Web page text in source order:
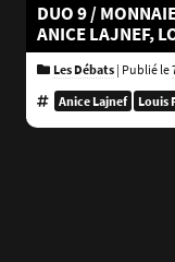
DUO 9 /
ANICE LAJNEF,
Les Débats | Publié le
Anice Lajnef Louis